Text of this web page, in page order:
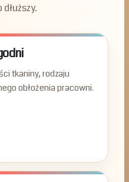
tkaniny, rodzaju
obłożenia pracowni.